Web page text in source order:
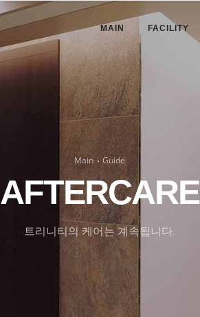
MAIN FACILITY
Main Guide
AFTERCARE
트리니티의 케어는 계속됩니다.